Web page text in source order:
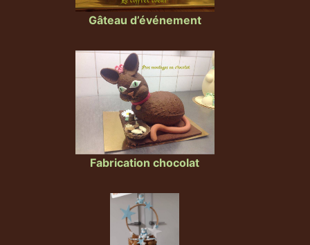
Gâteau d’événement
Fabrication chocolat